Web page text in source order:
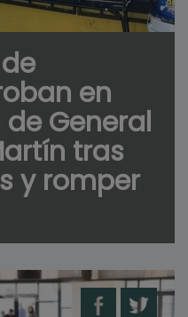
en
General
tras
y romper